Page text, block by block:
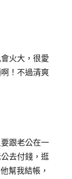
火大，很愛
！不過清爽
跟老公在一
去付錢，逛
幫我結帳，